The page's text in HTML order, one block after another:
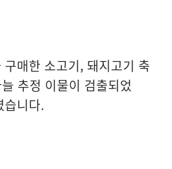
매한 소고기, 돼지고기 축
추정 이물이 검출되었
습니다.